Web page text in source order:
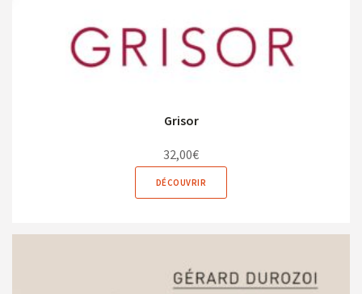
Grisor
32,00€
DÉCOUVRIR